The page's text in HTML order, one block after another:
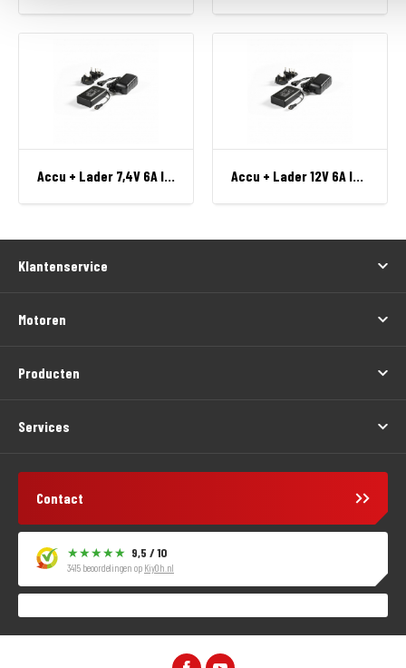
Accu + Lader 7,4V 6A Ion/Electron/Progress/Unite Accu + Lader 12V 6A Ion/Electron/Progress/Unite
Klantenservice
Motoren
Producten
Services
Contact
9,5 / 10
3415 beoordelingen op KiyOh.nl